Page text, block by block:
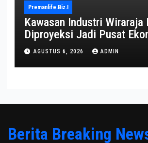
Premanlife.biz.i
Kawasan Industri Wiraraja
Diproyeksi Jadi Pusat
AGUSTUS 6, 2026 ADMIN
Berita Breaking